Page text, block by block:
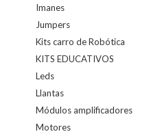
Imanes
Jumpers
Kits carro de Robótica
KITS EDUCATIVOS
Leds
Llantas
Módulos amplificadores
Motores